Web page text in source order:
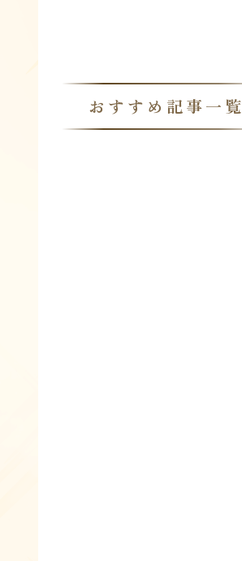
おすすめ記事一覧